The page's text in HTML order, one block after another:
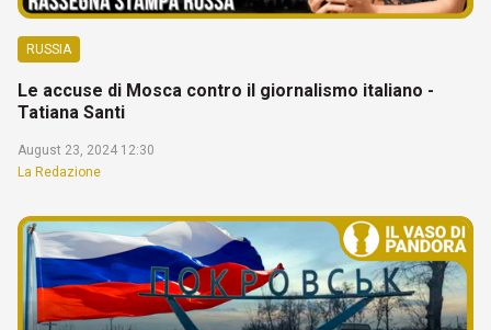
RUSSIA
Le accuse di Mosca contro il giornalismo italiano -
Tatiana Santi
August 23, 2024 12:30
La Redazione